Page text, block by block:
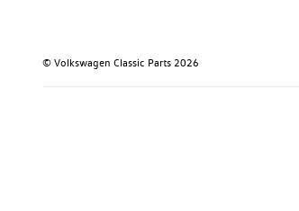
© Volkswagen Classic Parts 2026